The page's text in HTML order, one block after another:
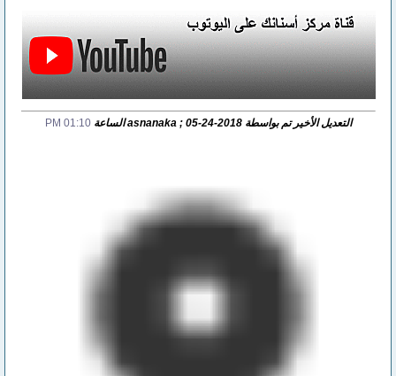
التعديل الأخير تم بواسطة asnanaka ; 05-24-2018 الساعة 01:10 PM